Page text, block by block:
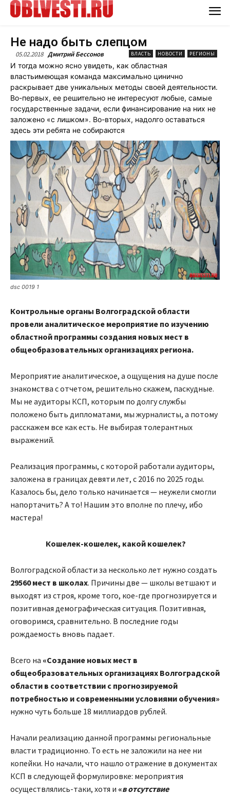
Не надо быть слепцом
05.02.2018 Дмитрий Бессонов ВЛАСТЬ НОВОСТИ РЕГИОНЫ
И тогда можно ясно увидеть, как областная
властьимеющая команда максимально цинично
раскрывает две уникальных методы своей деятельности.
Во-первых, ее решительно не интересуют любые, самые
государственные задачи, если финансирование на них не
заложено «с лишком». Во-вторых, надолго оставаться
здесь эти ребята не собираются
dsc 0019 1
Контрольные органы Волгоградской области
провели аналитическое мероприятие по изучению
областной программы создания новых мест в
общеобразовательных организациях региона.
Мероприятие аналитическое, а ощущения на душе после
знакомства с отчетом, решительно скажем, паскудные.
Мы не аудиторы КСП, которым по долгу службы
положено быть дипломатами, мы журналисты, а потому
расскажем все как есть. Не выбирая толерантных
выражений.
Реализация программы, с которой работали аудиторы,
заложена в границах девяти лет, с 2016 по 2025 годы.
Казалось бы, дело только начинается — неужели смогли
напортачить? А то! Нашим это вполне по плечу, ибо
мастера!
Кошелек-кошелек, какой кошелек?
Волгоградской области за несколько лет нужно создать
29560 мест в школах. Причины две — школы ветшают и
выходят из строя, кроме того, кое-где прогнозируется и
позитивная демографическая ситуация. Позитивная,
оговоримся, сравнительно. В последние годы
рождаемость вновь падает.
Всего на «Создание новых мест в
общеобразовательных организациях Волгоградской
области в соответствии с прогнозируемой
потребностью и современными условиями обучения»
нужно чуть больше 18 миллиардов рублей.
Начали реализацию данной программы региональные
власти традиционно. То есть не заложили на нее ни
копейки. Но начали, что нашло отражение в документах
КСП в следующей формулировке: мероприятия
осуществлялись-таки, хотя и «в отсутствие